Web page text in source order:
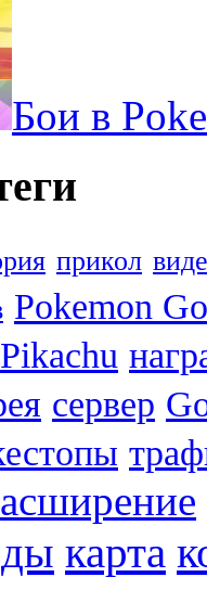
Бои в
прикол
Pokemon Go
Pikachu
сервер
карта